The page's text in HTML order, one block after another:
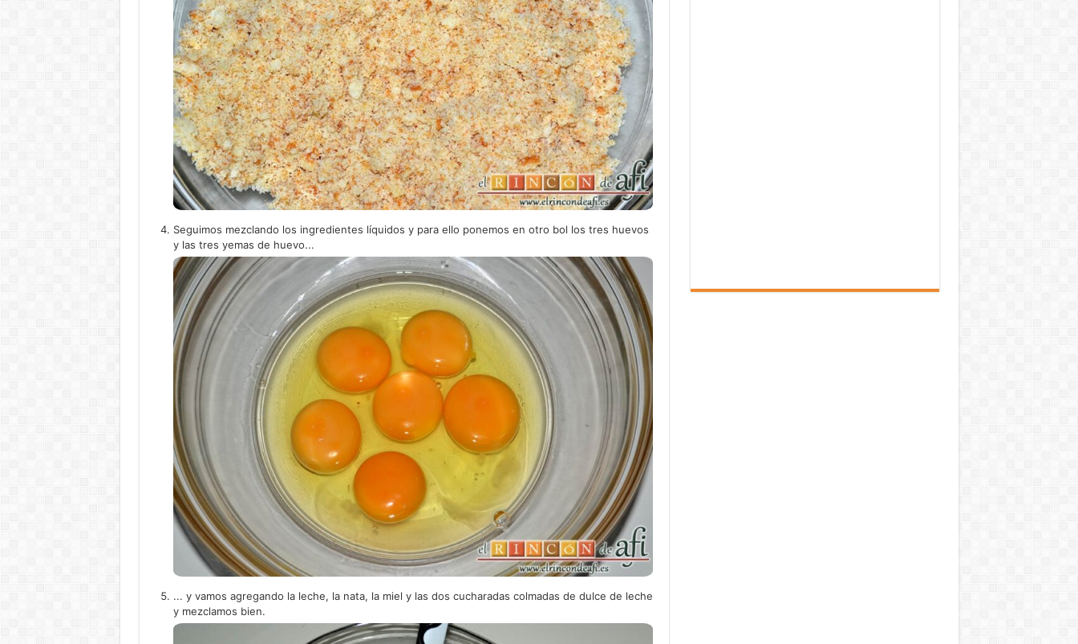
Seguimos mezclando los ingredientes líquidos y para ello ponemos en otro bol los tres huevos
y las tres yemas de huevo...
... y vamos agregando la leche, la nata, la miel y las dos cucharadas colmadas de dulce de leche
y mezclamos bien.